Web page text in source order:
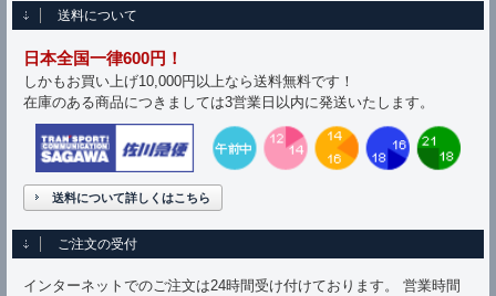
送料について
日本全国一律600円！
しかもお買い上げ10,000円以上なら送料無料です！
在庫のある商品につきましては3営業日以内に発送いたします。
送料について詳しくはこちら
ご注文の受付
インターネットでのご注文は24時間受け付けております。 営業時間